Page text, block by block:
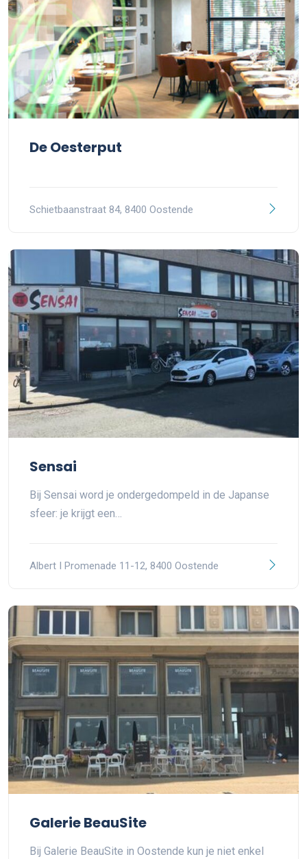
De Oesterput
Schietbaanstraat 84, 8400 Oostende
Sensai
Bij Sensai word je ondergedompeld in de Japanse
sfeer: je krijgt een…
Albert I Promenade 11-12, 8400 Oostende
Galerie BeauSite
Bij Galerie BeauSite in Oostende kun je niet enkel